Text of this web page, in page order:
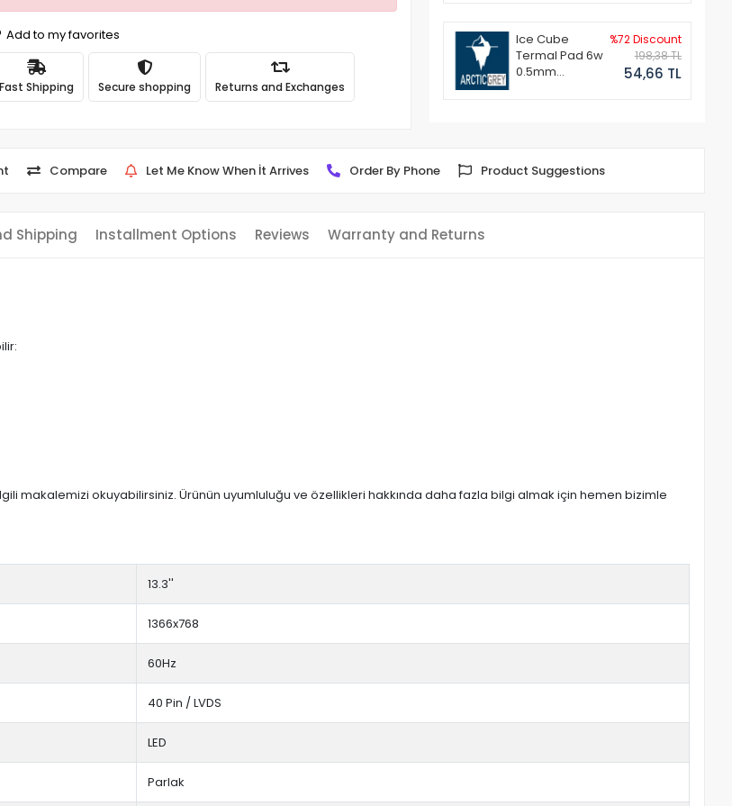
Add to my favorites
Fast Shipping Secure shopping Returns and Exchanges
Ice Cube
Termal Pad 6w
0.5mm
%72 Discount
198,38 TL
54,66 TL
Compare Let Me Know When İt Arrives Order By Phone Product Suggestions
Shipping Installment Options Reviews Warranty and Returns
ilgili makalemizi okuyabilirsiniz. Ürünün uyumluluğu ve özellikleri hakkında daha fazla bilgi almak için hemen bizimle
13.3''
1366x768
60Hz
40 Pin / LVDS
LED
Parlak